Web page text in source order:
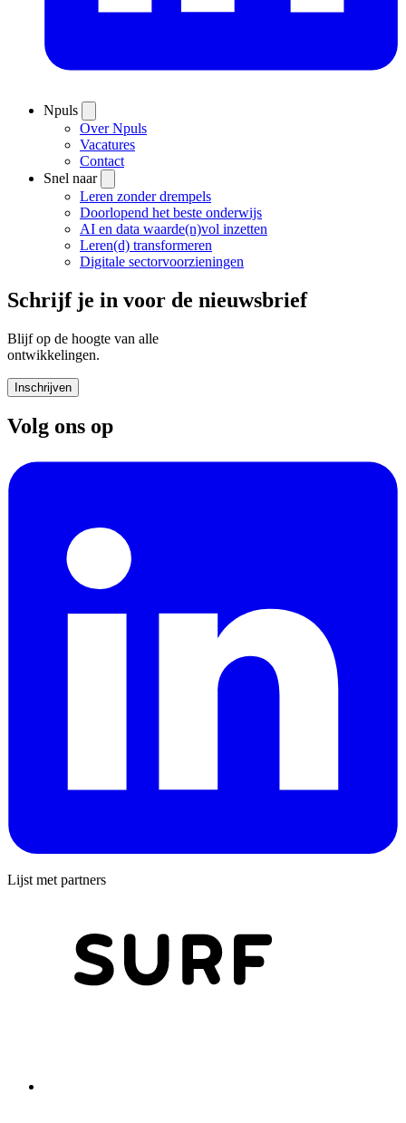
Npuls
Over Npuls
Vacatures
Contact
Snel naar
Leren zonder drempels
Doorlopend het beste onderwijs
AI en data waarde(n)vol inzetten
Leren(d) transformeren
Digitale sectorvoorzieningen
Schrijf je in voor de nieuwsbrief
Blijf op de hoogte van alle
ontwikkelingen.
Inschrijven
Volg ons op
Lijst met partners